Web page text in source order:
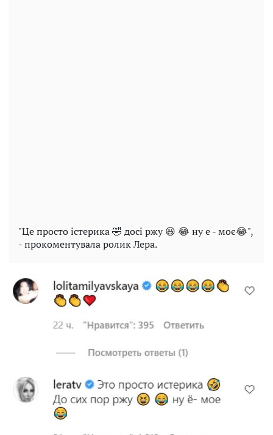
"Це просто істерика 🤣 досі ржу 😆 😂 ну е - моє😂",
- прокоментувала ролик Лера.